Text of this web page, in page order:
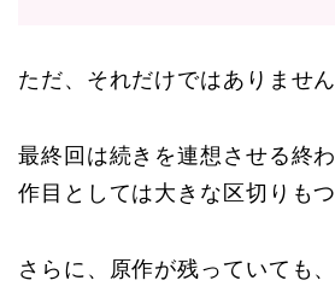
ただ、それだけではありません
最終回は続きを連想させる終
作目としては大きな区切りも
さらに、原作が残っていても